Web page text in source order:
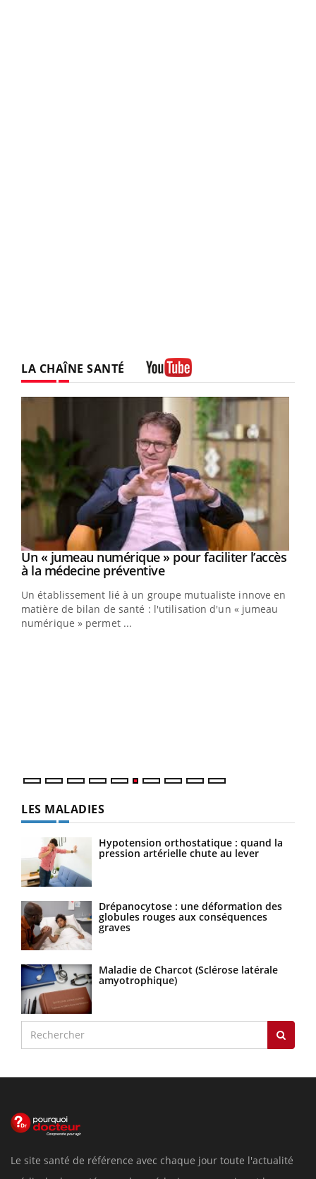
LA CHAÎNE SANTÉ
Youtube
Un « jumeau numérique » pour faciliter l’accès
à la médecine préventiveYoutube
Un établissement lié à un groupe mutualiste innove en
matière de bilan de santé : l'utilisation d'un « jumeau
numérique » permet ...
LES MALADIES
Hypotension orthostatique : quand la
pression artérielle chute au lever
Drépanocytose : une déformation des
globules rouges aux conséquences
graves
Maladie de Charcot (Sclérose latérale
amyotrophique)
Le site santé de référence avec chaque jour toute l'actualité